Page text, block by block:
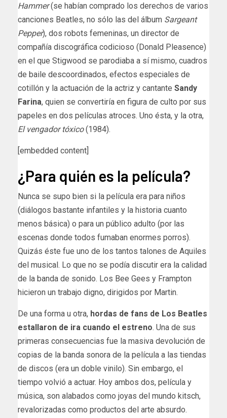
Hammer(se habían comprado los derechos de varios
canciones Beatles, no sólo las del álbum Sargeant
Pepper), dos robots femeninas, un director de
compañía discográfica codicioso (Donald Pleasence)
en el que Stigwood se parodiaba a sí mismo, cuadros
de baile descoordinados, efectos especiales de
cotillón y la actuación de la actriz y cantante Sandy
Farina, quien se convertiría en figura de culto por sus
papeles en dos películas atroces. Uno ésta, y la otra,
El vengador tóxico(1984).
[embedded content]
¿Para quién es la película?
Nunca se supo bien si la película era para niños
(diálogos bastante infantiles y la historia cuanto
menos básica) o para un público adulto (por las
escenas donde todos fumaban enormes porros).
Quizás éste fue uno de los tantos talones de Aquiles
del musical. Lo que no se podía discutir era la calidad
de la banda de sonido. Los Bee Gees y Frampton
hicieron un trabajo digno, dirigidos por Martin.
De una forma u otra, hordas de fans de Los Beatles
estallaron de ira cuando el estreno. Una de sus
primeras consecuencias fue la masiva devolución de
copias de la banda sonora de la película a las tiendas
de discos (era un doble vinilo). Sin embargo, el
tiempo volvió a actuar. Hoy ambos dos, película y
música, son alabados como joyas del mundo kitsch,
revalorizadas como productos del arte absurdo.